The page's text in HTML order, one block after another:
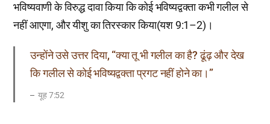
भविष्यवाणी के विरुद्ध दावा किया कि कोई भविष्यद्वक्ता कभी गलील से
नहीं आएगा, और यीशु का तिरस्कार किया(यश 9:1–2)।
उन्होंने उसे उत्तर दिया, “क्या तू भी गलील का है? ढूंढ़ और देख
कि गलील से कोई भविष्यद्वक्ता प्रगट नहीं होने का।”
यूह 7:52